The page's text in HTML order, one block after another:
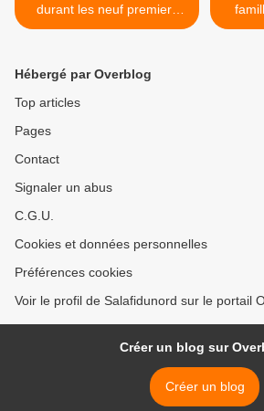
durant les neuf premiers
jours de dhull-hijjah.
Hébergé par Overblog
Top articles
Pages
Contact
Signaler un abus
C.G.U.
Cookies et données personnelles
Préférences cookies
Voir le profil de Salafidunord sur le portail
Créer un blog sur
Créer un blog